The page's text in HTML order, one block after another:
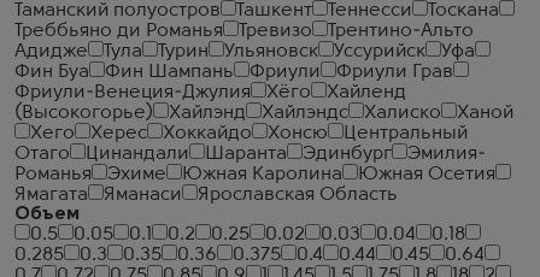
Таманский полуостров
Ташкент Теннесси
Тоскана
Треббьяно ди Романья
Тревизо
Трентино-Альто
Адидже
Тула Турин Ульяновск Уссурийск
Уфа
Фин Буа
Фин Шампань Фриули
Фриули Грав
Фриули-Венеция-Джулия
Хёго
Хайленд
(Высокогорье)
Хайлэнд Хайлэндс Халиско
Ханой
Хего
Херес Хоккайдо Хонсю
Центральный
Отаго
Цинандали Шаранта Эдинбург
Эмилия-
Романья
Эхиме Южная Каролина
Южная Осетия
Ямагата
Яманаси
Ярославская Область
Объем
0.5
0.05 0.1 0.2 0.25 0.02 0.03 0.04
0.18
0.285
0.3 0.35 0.36 0.375 0.4 0.44 0.45
0.64